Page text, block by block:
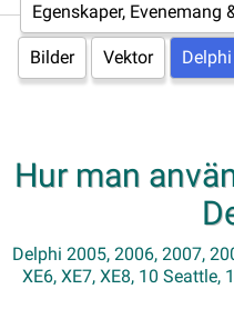
Egenskaper, Evenemang
Bilder Vektor Delphi
Hur man
Delphi 2005, 2006, 2007,
XE6, XE7, XE8, 10 Seattle,